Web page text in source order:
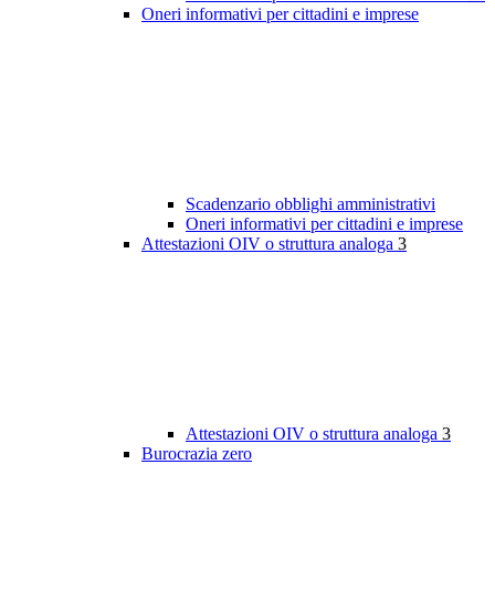
Oneri informativi per cittadini e imprese
Scadenzario obblighi amministrativi
Oneri informativi per cittadini e imprese
Attestazioni OIV o struttura analoga 3
Attestazioni OIV o struttura analoga 3
Burocrazia zero